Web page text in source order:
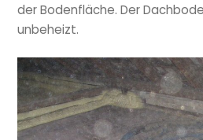
der Bodenfläche. Der
unbeheizt.